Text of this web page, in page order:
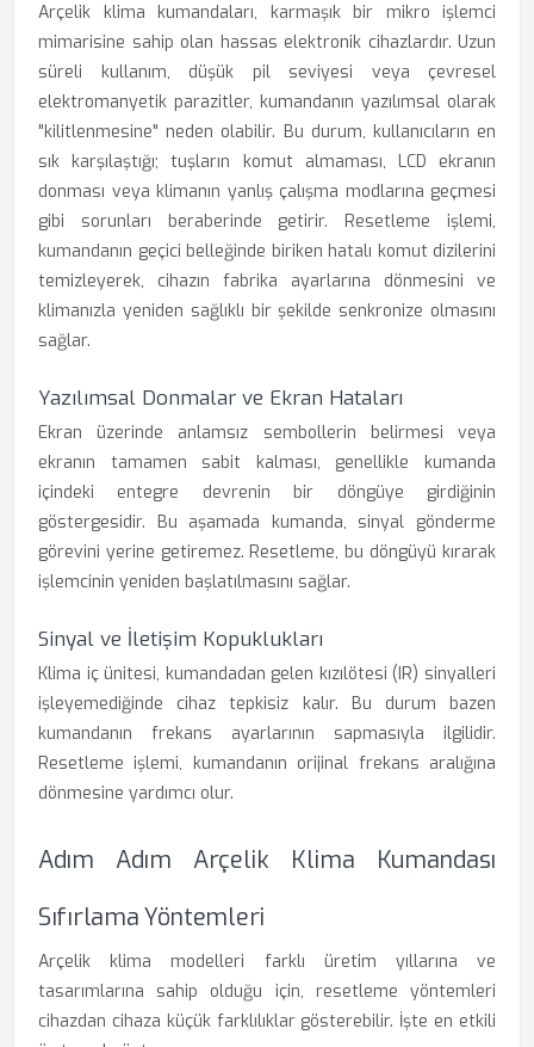
Arçelik klima kumandaları, karmaşık bir mikro işlemci
mimarisine sahip olan hassas elektronik cihazlardır. Uzun
süreli kullanım, düşük pil seviyesi veya çevresel
elektromanyetik parazitler, kumandanın yazılımsal olarak
"kilitlenmesine" neden olabilir. Bu durum, kullanıcıların en
sık karşılaştığı; tuşların komut almaması, LCD ekranın
donması veya klimanın yanlış çalışma modlarına geçmesi
gibi sorunları beraberinde getirir. Resetleme işlemi,
kumandanın geçici belleğinde biriken hatalı komut dizilerini
temizleyerek, cihazın fabrika ayarlarına dönmesini ve
klimanızla yeniden sağlıklı bir şekilde senkronize olmasını
sağlar.
Yazılımsal Donmalar ve Ekran Hataları
Ekran üzerinde anlamsız sembollerin belirmesi veya
ekranın tamamen sabit kalması, genellikle kumanda
içindeki entegre devrenin bir döngüye girdiğinin
göstergesidir. Bu aşamada kumanda, sinyal gönderme
görevini yerine getiremez. Resetleme, bu döngüyü kırarak
işlemcinin yeniden başlatılmasını sağlar.
Sinyal ve İletişim Kopuklukları
Klima iç ünitesi, kumandadan gelen kızılötesi (IR) sinyalleri
işleyemediğinde cihaz tepkisiz kalır. Bu durum bazen
kumandanın frekans ayarlarının sapmasıyla ilgilidir.
Resetleme işlemi, kumandanın orijinal frekans aralığına
dönmesine yardımcı olur.
Adım Adım Arçelik Klima Kumandası
Sıfırlama Yöntemleri
Arçelik klima modelleri farklı üretim yıllarına ve
tasarımlarına sahip olduğu için, resetleme yöntemleri
cihazdan cihaza küçük farklılıklar gösterebilir. İşte en etkili